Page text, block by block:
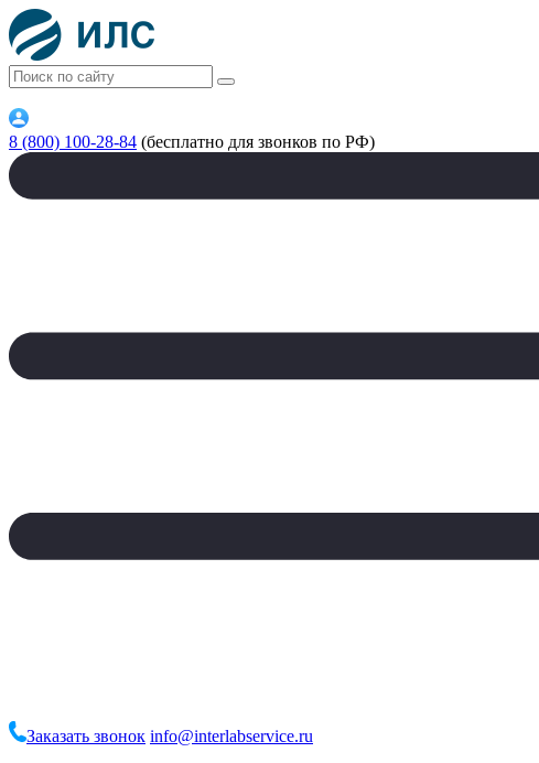
8 (800) 100-28-84 (бесплатно для звонков по РФ)
Заказать звонок info@interlabservice.ru